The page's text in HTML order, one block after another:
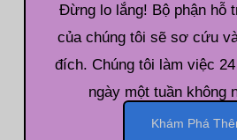
Đừng lo lắng! Bộ phận hỗ
của chúng tôi sẽ sơ cứu
đích. Chúng tôi làm việc
ngày một tuần không
Khám Phá